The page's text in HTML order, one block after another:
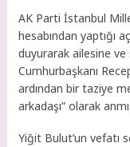
AK Parti İstanbul
hesabından yaptığı
duyurarak ailesine ve
Cumhurbaşkanı
ardından bir taziye
arkadaşı” olarak
Yiğit Bulut’un vefatı